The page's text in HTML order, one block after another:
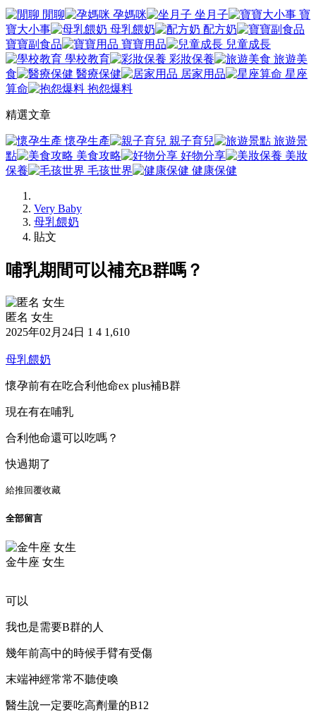
閒聊 孕媽咪 坐月子
寶
寶大小事
母乳餵奶
配方奶
寶寶副食品
寶寶用品
兒童成長
學校教育
彩妝保養
旅遊美
食
醫療保健 居家用品
星座
算命
抱怨爆料
精選文章
懷孕生產 親子育兒
旅遊景
點
美食攻略 好物分享
美妝
保養
毛孩世界 健康保健
Very Baby
母乳餵奶
貼文
哺乳期間可以補充B群嗎？
匿名 女生
2025年02月24日 1 4 1,610
母乳餵奶
懷孕前有在吃合利他命ex plus補B群
現在有在哺乳
合利他命還可以吃嗎？
快過期了
給推回覆收藏
全部留言
金牛座 女生
可以
我也是需要B群的人
幾年前高中的時候手臂有受傷
末端神經常常不聽使喚
醫生說一定要吃高劑量的B12